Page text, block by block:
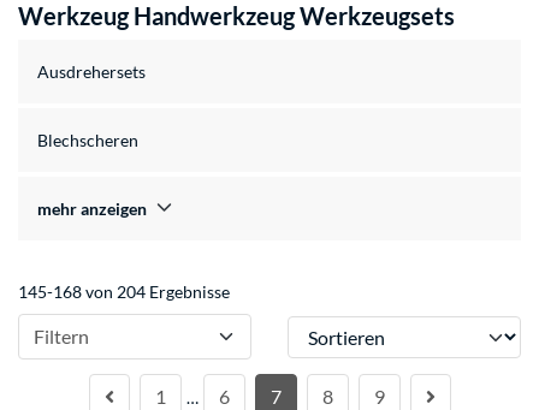
Werkzeug Handwerkzeug Werkzeugsets
Ausdrehersets
Blechscheren
mehr anzeigen
145-168 von 204 Ergebnisse
Filtern Sortieren
1 … 6 7 8 9